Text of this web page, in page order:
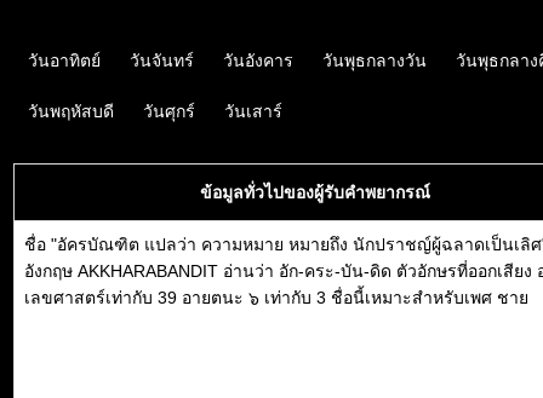
วันอาทิตย์ วันจันทร์ วันอังคาร วันพุธกลางวัน วันพุธกลา
วันพฤหัสบดี วันศุกร์ วันเสาร์
ข้อมูลทั่วไปของผู้รับคำพยากรณ์
ชื่อ "อัครบัณฑิต แปลว่า ความหมาย หมายถึง นักปราชญ์ผู้ฉลาดเป็นเลิ
อังกฤษ AKKHARABANDIT อ่านว่า อัก-คระ-บัน-ดิด ตัวอักษรที่ออกเสีย
เลขศาสตร์เท่ากับ 39 อายตนะ ๖ เท่ากับ 3 ชื่อนี้เหมาะสำหรับเพศ ชาย